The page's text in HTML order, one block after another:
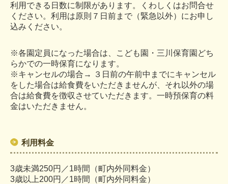
利用できる日数に制限があります。くわしくはお問合せ
ください。利用は原則７日前まで（緊急以外）にお申し
込みください。
※各園定員になった場合は、こども園・三川保育園どち
らかでの一時保育になります。
※キャンセルの場合→ ３日前の午前中までにキャンセル
をした場合は給食費をいただきませんが、 それ以外の場
合は給食費を徴収させていただきます。一時預保育の料
金はいただきません。
利用料金
3歳未満250円／1時間（町内外同料金）
3歳以上200円／1時間（町内外同料金）